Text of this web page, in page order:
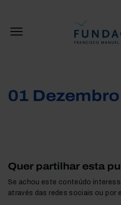
01
Quer partilhar esta
Se achou este conteúdo
através das redes sociais ou por